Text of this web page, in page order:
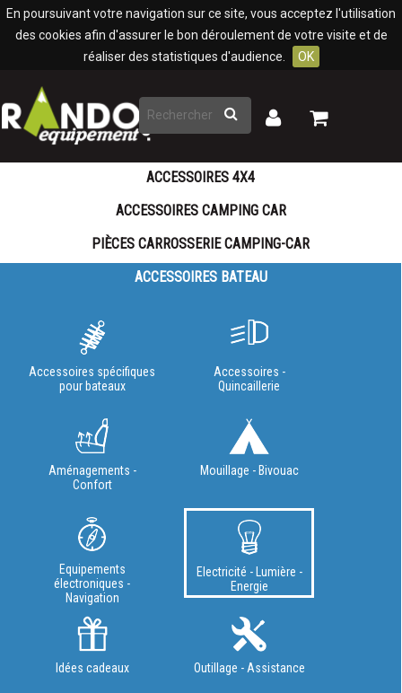
En poursuivant votre navigation sur ce site, vous acceptez l'utilisation
des cookies afin d'assurer le bon déroulement de votre visite et de
réaliser des statistiques d'audience.
OK
Rechercher
Mon
Mon
ACCESSOIRES 4X4
ACCESSOIRES CAMPING CAR
PIÈCES CARROSSERIE CAMPING-CAR
ACCESSOIRES BATEAU
Accessoires spécifiques
pour bateaux
Accessoires -
Quincaillerie
Aménagements -
Confort
Mouillage - Bivouac
Equipements
électroniques -
Navigation
Electricité - Lumière -
Energie
Idées cadeaux Outillage - Assistance
Panneau de gestion des cookies